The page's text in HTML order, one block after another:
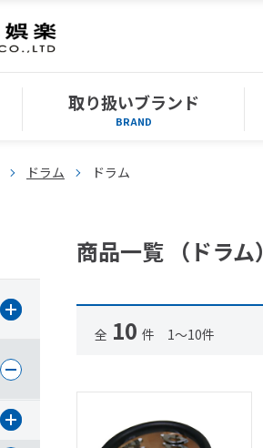
取り扱いブランド
BRAND
ドラム ドラム
商品一覧 （ドラム）
全 10 件 1～10件